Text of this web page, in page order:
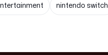
nintendo switch